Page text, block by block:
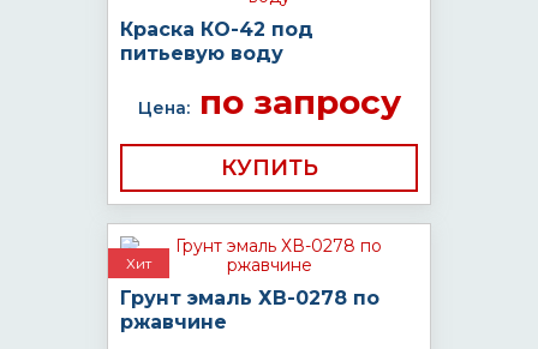
Краска КО-42 под
питьевую воду
Цена:по запросу
КУПИТЬ
Хит
Грунт эмаль ХВ-0278 по
ржавчине